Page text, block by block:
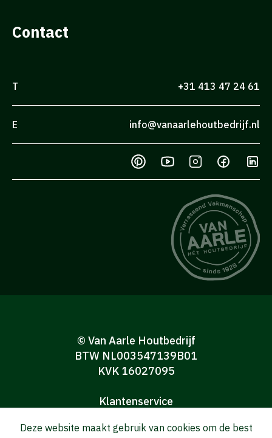
Contact
T +31 413 47 24 61
E info@vanaarlehoutbedrijf.nl
© Van Aarle Houtbedrijf
BTW NL003547139B01
KVK 16027095
Klantenservice
Algemene voorwaarden Consumenten
Deze website maakt gebruik van cookies om de best